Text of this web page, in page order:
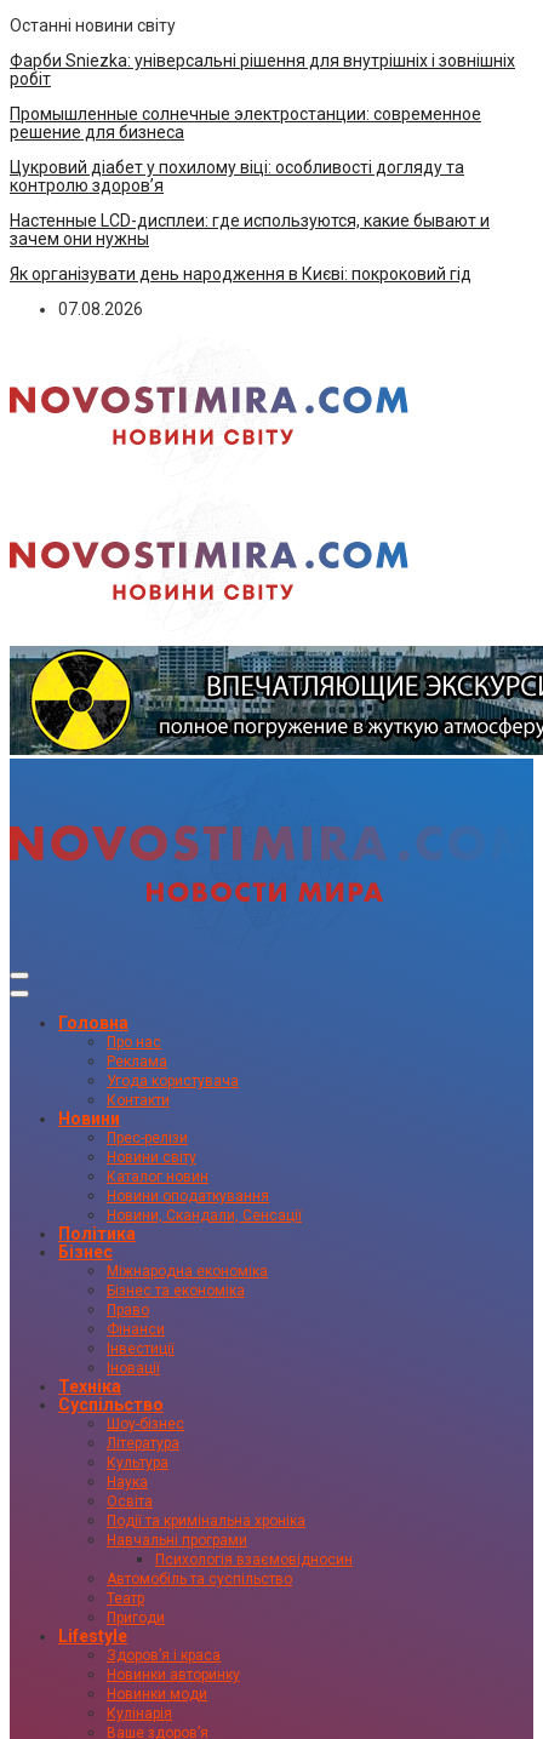
Останні новини світу
Фарби Sniezka: універсальні рішення для внутрішніх і зовнішніх
робіт
Промышленные солнечные электростанции: современное
решение для бизнеса
Цукровий діабет у похилому віці: особливості догляду та
контролю здоров’я
Настенные LCD-дисплеи: где используются, какие бывают и
зачем они нужны
Як організувати день народження в Києві: покроковий гід
07.08.2026
Головна
Про нас
Реклама
Угода користувача
Контакти
Новини
Прес-релізи
Новини світу
Каталог новин
Новини оподаткування
Новини, Скандали, Сенсації
Політика
Бізнес
Міжнародна економіка
Бізнес та економіка
Право
Фінанси
Інвестиції
Іновації
Техніка
Суспільство
Шоу-бізнес
Література
Культура
Наука
Освіта
Події та кримінальна хроніка
Навчальні програми
Психологія взаємовідносин
Автомобіль та суспільство
Театр
Пригоди
Lifestyle
Здоровʼя і краса
Новинки авторинку
Новинки моди
Кулінарія
Ваше здоровʼя